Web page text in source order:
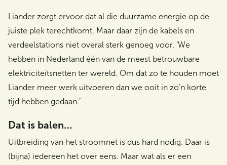
Liander zorgt ervoor dat al die duurzame energie op de
juiste plek terechtkomt. Maar daar zijn de kabels en
verdeelstations niet overal sterk genoeg voor. ‘We
hebben in Nederland één van de meest betrouwbare
elektriciteitsnetten ter wereld. Om dat zo te houden moet
Liander meer werk uitvoeren dan we ooit in zo’n korte
tijd hebben gedaan.’
Dat is balen…
Uitbreiding van het stroomnet is dus hard nodig. Daar is
(bijna) iedereen het over eens. Maar wat als er een